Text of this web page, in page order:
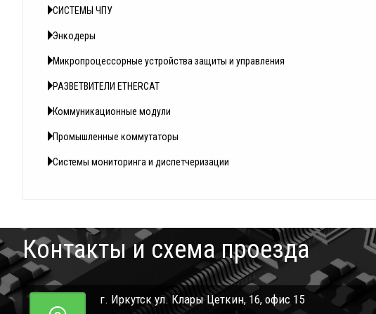
СИСТЕМЫ ЧПУ
Энкодеры
Микропроцессорные устройства защиты и управления
РАЗВЕТВИТЕЛИ ETHERCAT
Коммуникационные модули
Промышленные коммутаторы
Системы мониторинга и диспетчеризации
Контакты и схема проезда
г. Иркутск ул. Клары Цеткин, 16, офис 15